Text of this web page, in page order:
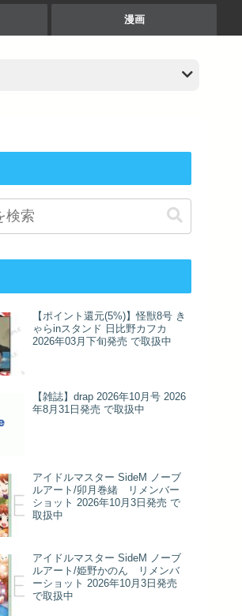
漫画
【ポイント還元(5%)】怪獣8号 き
ゃらinスタンド 日比野カフカ
2026年03月下旬発売 で取扱中
【雑誌】drap 2026年10月号 2026
年8月31日発売 で取扱中
アイドルマスター SideM ノーブ
ルアート/卯月巻緒 リメンバー
ショット 2026年10月3日発売 で
取扱中
アイドルマスター SideM ノーブ
ルアート/姫野かのん リメンバ
ーショット 2026年10月3日発売
で取扱中